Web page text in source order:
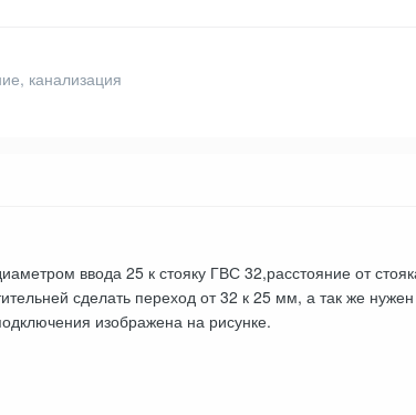
канализация
ввода 25 к стояку ГВС 32,расстояние от
сделать переход от 32 к 25 мм, а так же
изображена на рисунке.